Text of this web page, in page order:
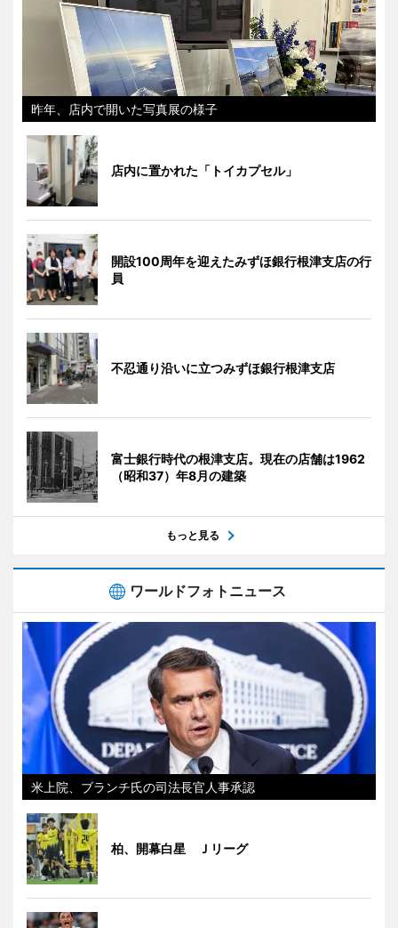
昨年、店内で開いた写真展の様子
店内に置かれた「トイカプセル」
開設100周年を迎えたみずほ銀行根津支店の行
員
不忍通り沿いに立つみずほ銀行根津支店
富士銀行時代の根津支店。現在の店舗は1962
（昭和37）年8月の建築
もっと見る
ワールドフォトニュース
米上院、ブランチ氏の司法長官人事承認
柏、開幕白星 Ｊリーグ